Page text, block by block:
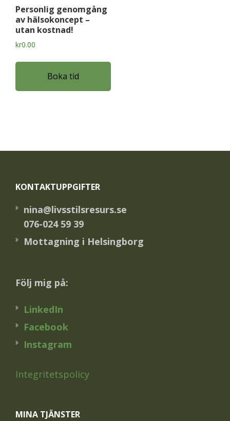
Personlig genomgång
av hälsokoncept –
utan kostnad!
kr0.00
Boka tid
KONTAKTUPPGIFTER
nina@livsstilsresurs.se
076-024 59 39
Mottagning i Helsingborg
Följ mig på:
LinkedIn
Facebook
Instagram
Integritetspolicy
MINA TJÄNSTER